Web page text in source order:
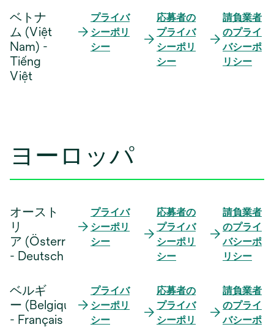
ベトナ
ム (Việt
Nam) -
Tiếng
Việt
プライバ
シーポリ
シー
応募者の
プライバ
シーポリ
シー
請負業者
のプライ
バシーポ
リシー
ヨーロッパ
オースト
リ
ア (Österreich)
- Deutsch
プライバ
シーポリ
シー
応募者の
プライバ
シーポリ
シー
請負業者
のプライ
バシーポ
リシー
ベルギ
ー (Belgique)
- Français
プライバ
シーポリ
シー
応募者の
プライバ
シーポリ
請負業者
のプライ
バシーポ